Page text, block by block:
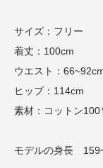
サイズ：フリー
着丈：100cm
ウエスト：
ヒップ：114cm
素材：コットン100
モデルの身長